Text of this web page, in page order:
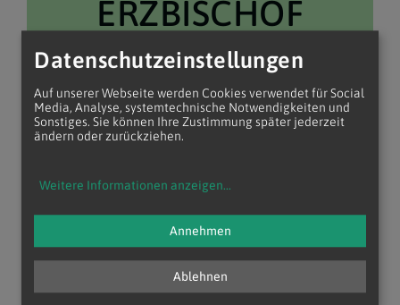
ERZBISCHOF
Erzbischöfliches Sekretariat
Caritas der Erzdiözese Wien
Ordinariatskanzler
Diözesanarchiv
Datenschutzeinstellungen
Auf unserer Webseite werden Cookies verwendet für Social
Media, Analyse, systemtechnische Notwendigkeiten und
Sonstiges. Sie können Ihre Zustimmung später jederzeit
ändern oder zurückziehen.
Weitere Informationen anzeigen...
Ablehnen
Annehmen